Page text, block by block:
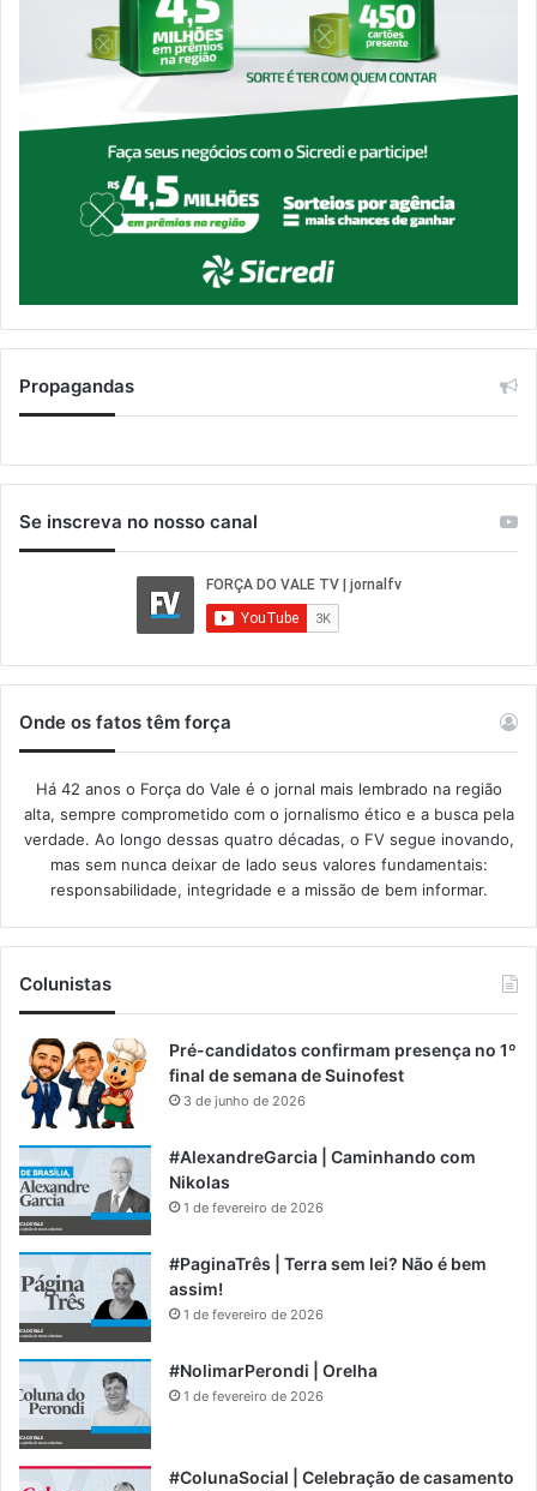
Propagandas
Se inscreva no nosso canal
Onde os fatos têm força
Há 42 anos o Força do Vale é o jornal mais lembrado na região
alta, sempre comprometido com o jornalismo ético e a busca pela
verdade. Ao longo dessas quatro décadas, o FV segue inovando,
mas sem nunca deixar de lado seus valores fundamentais:
responsabilidade, integridade e a missão de bem informar.​
Colunistas
Pré-candidatos confirmam presença no 1º
final de semana de Suinofest
3 de junho de 2026
#AlexandreGarcia | Caminhando com
Nikolas
1 de fevereiro de 2026
#PaginaTrês | Terra sem lei? Não é bem
assim!
1 de fevereiro de 2026
#NolimarPerondi | Orelha
1 de fevereiro de 2026
#ColunaSocial | Celebração de casamento